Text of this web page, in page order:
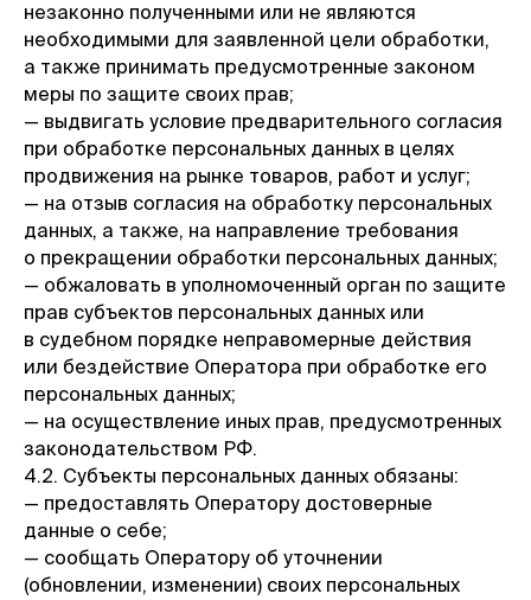
незаконно полученными или не являются
необходимыми для заявленной цели обработки,
а также принимать предусмотренные законом
меры по защите своих прав;
— выдвигать условие предварительного согласия
при обработке персональных данных в целях
продвижения на рынке товаров, работ и услуг;
— на отзыв согласия на обработку персональных
данных, а также, на направление требования
о прекращении обработки персональных данных;
— обжаловать в уполномоченный орган по защите
прав субъектов персональных данных или
в судебном порядке неправомерные действия
или бездействие Оператора при обработке его
персональных данных;
— на осуществление иных прав, предусмотренных
законодательством РФ.
4.2. Субъекты персональных данных обязаны:
— предоставлять Оператору достоверные
данные о себе;
— сообщать Оператору об уточнении
(обновлении, изменении) своих персональных